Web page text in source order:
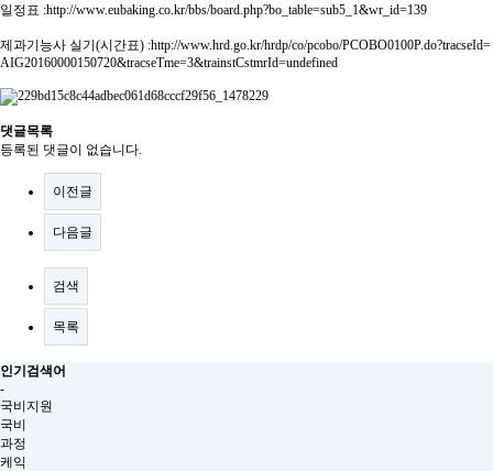
일정표 :http://www.eubaking.co.kr/bbs/board.php?bo_table=sub5_1&wr_id=139
제과기능사 실기(시간표) :http://www.hrd.go.kr/hrdp/co/pcobo/PCOBO0100P.do?tracseId=
AIG20160000150720&tracseTme=3&trainstCstmrId=undefined
댓글목록
등록된 댓글이 없습니다.
이전글
다음글
검색
목록
인기검색어
-
국비지원
국비
과정
케익